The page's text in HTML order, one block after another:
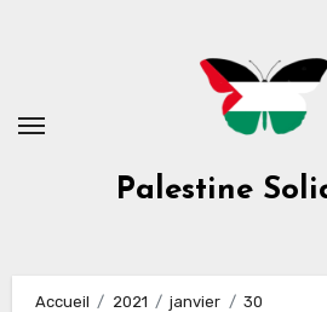
Palestine
Accueil 2021 janvier
30